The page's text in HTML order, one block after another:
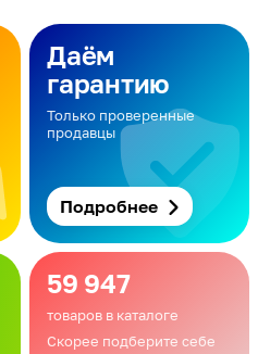
Даём
гарантию
Только проверенные
продавцы
Подробнее
59 947
товаров в каталоге
Скорее подберите себе